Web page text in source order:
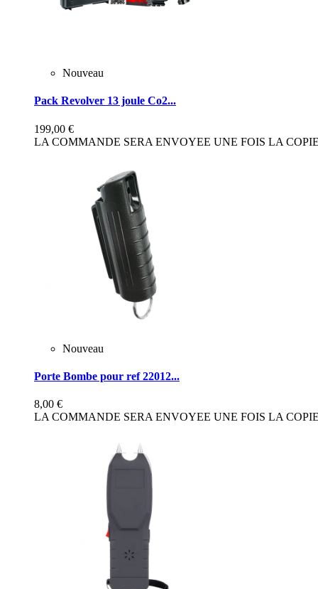
Nouveau
Pack Revolver 13 joule Co2...
199,00 €
LA COMMANDE SERA ENVOYEE UNE FOIS LA
Nouveau
Porte Bombe pour ref 22012...
8,00 €
LA COMMANDE SERA ENVOYEE UNE FOIS LA